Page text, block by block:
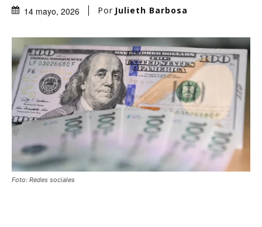
14 mayo, 2026 Por Julieth Barbosa
Foto: Redes sociales